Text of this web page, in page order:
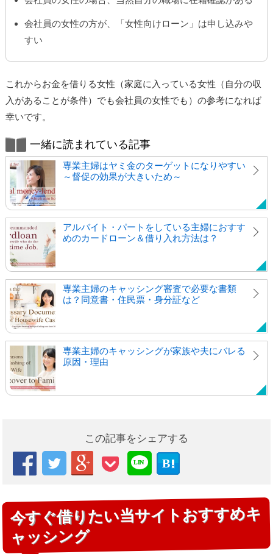
会社員の女性の方が、「女性向けローン」は申し込みや
すい
これからお金を借りる女性（家庭に入っている女性（自分の収
入があることが条件）でも会社員の女性でも）の参考になれば
幸いです。
一緒に読まれている記事
専業主婦はヤミ金のターゲットになりやすい
～督促の効果が大きいため～
アルバイト・パートをしている主婦におすす
めのカードローン＆借り入れ方法は？
専業主婦のキャッシング審査で必要な書類
は？同意書・住民票・身分証など
専業主婦のキャッシングが家族や夫にバレる
原因・理由
この記事をシェアする
   
LIN
E
B
今すぐ借りたい当サイトおすすめキ
ャッシング